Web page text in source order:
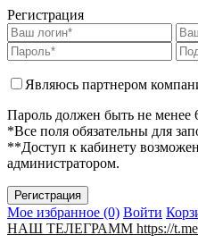
Регистрация
Являюсь партнером
Пароль должен быть не менее
*Все поля обязательны для
**Доступ к кабинету
администратором.
Мое избранное (0) Войти
НАШ ТЕЛЕГРАММ https://t.me/